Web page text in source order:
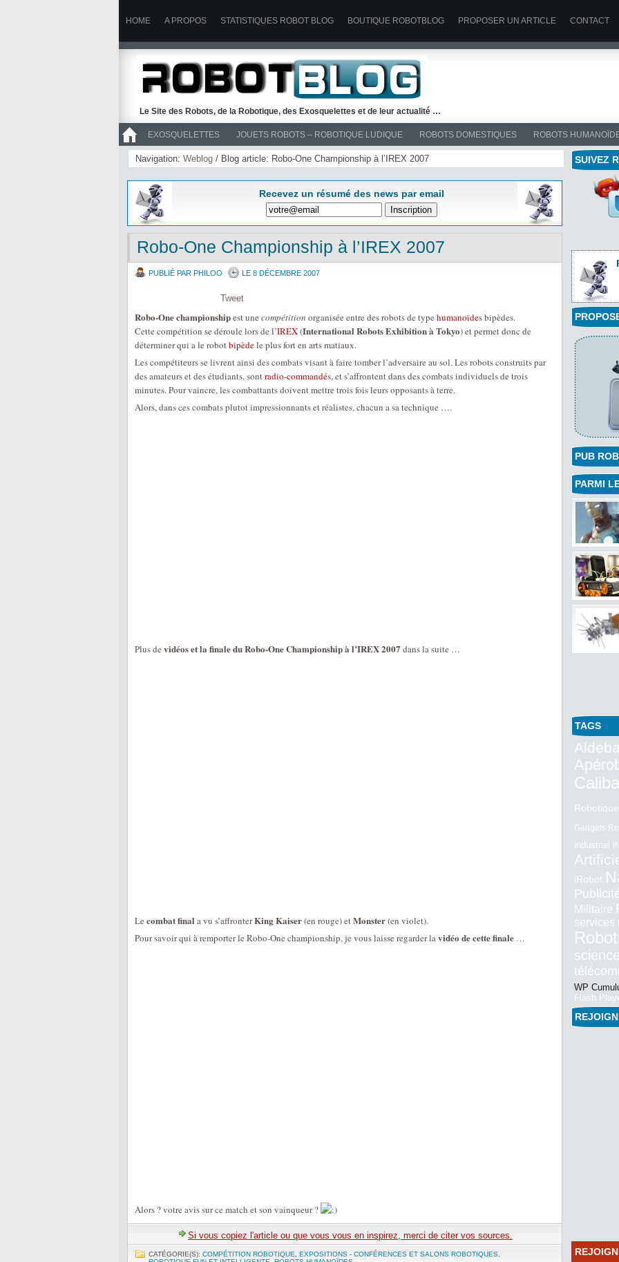
HOME A PROPOS STATISTIQUES ROBOT BLOG BOUTIQUE ROBOTBLOG PROPOSER UN ARTICLE CONTACT
Le Site des Robots, de la Robotique, des Exosquelettes et de leur actualité …
EXOSQUELETTES JOUETS ROBOTS – ROBOTIQUE LUDIQUE ROBOTS DOMESTIQUES ROBOTS
>> ROBOTS
Navigation: Weblog / Blog article: Robo-One Championship à l’IREX 2007
Recevez un résumé des news par email
Robo-One Championship à l’IREX 2007
PUBLIÉ PAR PHILOO LE 8 DÉCEMBRE 2007
Tweet
Robo-One championshipest une compétition organisée entre des robots de type humanoïdes bipèdes.
Cette compétition se déroule lors de l’IREX(International Robots Exhibition à Tokyo) et permet donc de
déterminer qui a le robotbipèdele plus fort en arts matiaux.
Les compétiteurs se livrent ainsi des combats visant à faire tomber l’adversaire au sol. Les robots construits par
des amateurs et des étudiants, sontradio-commandés, et s’affrontent dans des combats individuels de trois
minutes. Pour vaincre, les combattants doivent mettre trois fois leurs opposants à terre.
Alors, dans ces combats plutot impressionnants et réalistes, chacun a sa technique ….
Plus de vidéos et la finale du Robo-One Championship à l’IREX 2007 dans la suite …
Le combat final a vu s’affronterKing Kaiser(en rouge) etMonster(en violet).
Pour savoir qui à remporter le Robo-One championship, je vous laisse regarder lavidéo de cette finale …
Alors ? votre avis sur ce match et son vainqueur ?
Si vous copiez l'article ou que vous vous en inspirez, merci de citer vos sources.
CATÉGORIE(S): COMPÉTITION ROBOTIQUE EXPOSITIONS - CONFÉRENCES ET SALONS ROBOTIQUES
SUIVEZ
PUB
PARMI
TAGS
Robotique
Gadgets
industriel
iRobot
Militaire
services
WP
Flash